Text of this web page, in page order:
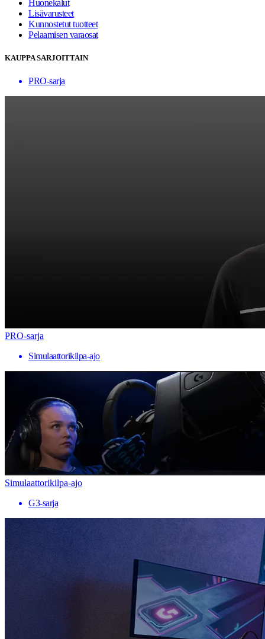
Huonekalut
Lisävarusteet
Kunnostetut tuotteet
Pelaamisen varaosat
KAUPPA SARJOITTAIN
PRO-sarja
PRO-sarja
Simulaattorikilpa-ajo
Simulaattorikilpa-ajo
G3-sarja